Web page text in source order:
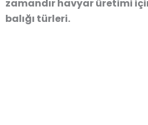
zamandır havyar üretimi
balığı türleri.